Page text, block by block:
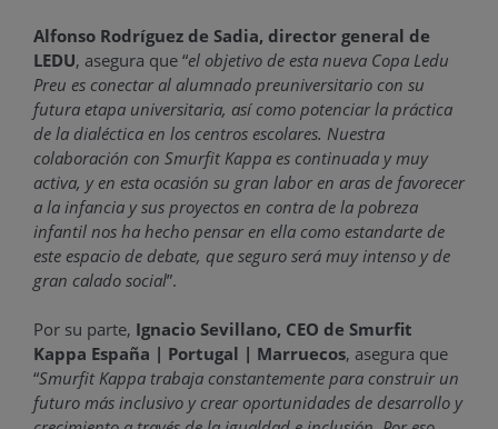
Alfonso Rodríguez de Sadia, director general de
LEDU, asegura que “el objetivo de esta nueva Copa Ledu
Preu es conectar al alumnado preuniversitario con su
futura etapa universitaria, así como potenciar la práctica
de la dialéctica en los centros escolares. Nuestra
colaboración con Smurfit Kappa es continuada y muy
activa, y en esta ocasión su gran labor en aras de favorecer
a la infancia y sus proyectos en contra de la pobreza
infantil nos ha hecho pensar en ella como estandarte de
este espacio de debate, que seguro será muy intenso y de
gran calado social”.
Por su parte, Ignacio Sevillano, CEO de Smurfit
Kappa España | Portugal | Marruecos, asegura que
“Smurﬁt Kappa trabaja constantemente para construir un
futuro más inclusivo y crear oportunidades de desarrollo y